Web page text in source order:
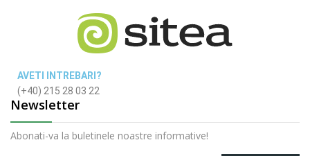
AVETI INTREBARI?
(+40) 215 28 03 22
Newsletter
Abonati-va la buletinele noastre informative!